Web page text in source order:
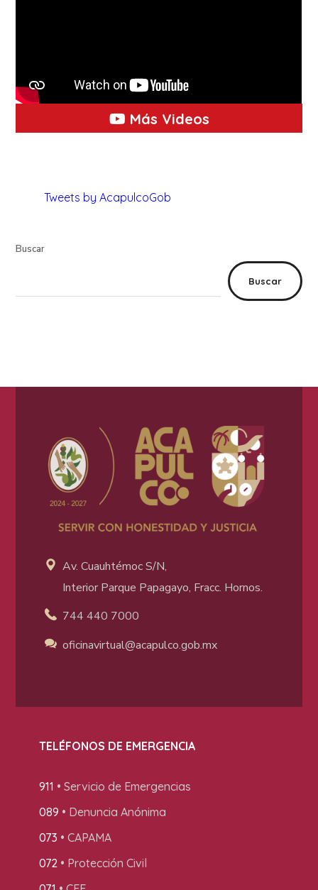
Más Videos
Tweets by AcapulcoGob
Buscar
Buscar
Av. Cuauhtémoc S/N,
Interior Parque Papagayo, Fracc. Hornos.
744 440 7000
oficinavirtual@acapulco.gob.mx
TELÉFONOS DE EMERGENCIA
911 • Servicio de Emergencias
089 • Denuncia Anónima
073 • CAPAMA
072• Protección Civil